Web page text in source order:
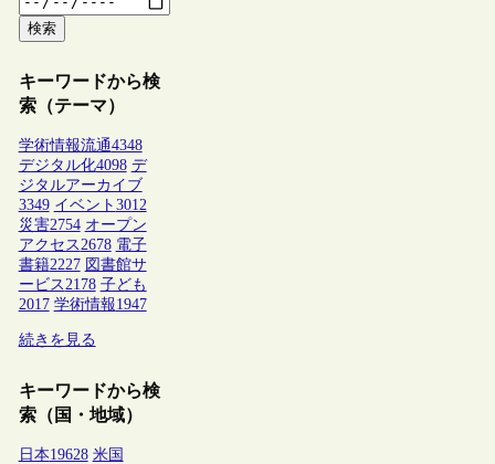
検索
キーワードから検
索（テーマ）
学術情報流通4348
デジタル化4098 デ
ジタルアーカイブ
3349 イベント 3012
災害2754 オープン
アクセス2678 電子
書籍2227 図書館サ
ービス2178 子ども
2017 学術情報1947
続きを見る
キーワードから検
索（国・地域）
日本19628 米国